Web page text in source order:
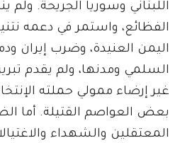
اللبناني وسوريا الجريحة.
الفظائع، واستمر في دعمه
اليمن العنيدة، وضرب إيران
السلمي ومدنها، ولم يقدم
غير إرضاء ممولي حملته
بعض العواصم القتيلة. أما
المعتقلين والشهداء